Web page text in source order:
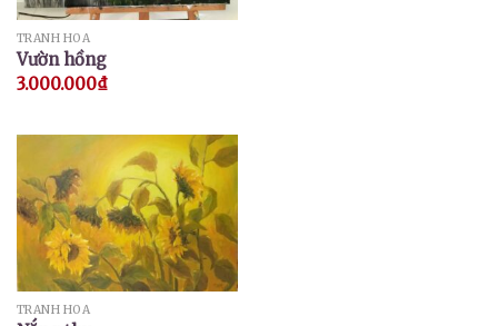
TRANH HOA
Vườn hồng
3.000.000₫
TRANH HOA